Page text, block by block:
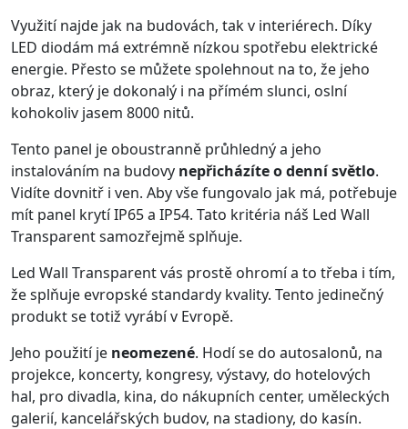
Využití najde jak na budovách, tak v interiérech. Díky
LED diodám má extrémně nízkou spotřebu elektrické
energie. Přesto se můžete spolehnout na to, že jeho
obraz, který je dokonalý i na přímém slunci, oslní
kohokoliv jasem 8000 nitů.
Tento panel je oboustranně průhledný a jeho
instalováním na budovy nepřicházíte o denní světlo.
Vidíte dovnitř i ven. Aby vše fungovalo jak má, potřebuje
mít panel krytí IP65 a IP54. Tato kritéria náš Led Wall
Transparent samozřejmě splňuje.
Led Wall Transparent vás prostě ohromí a to třeba i tím,
že splňuje evropské standardy kvality. Tento jedinečný
produkt se totiž vyrábí v Evropě.
Jeho použití je neomezené. Hodí se do autosalonů, na
projekce, koncerty, kongresy, výstavy, do hotelových
hal, pro divadla, kina, do nákupních center, uměleckých
galerií, kancelářských budov, na stadiony, do kasín.